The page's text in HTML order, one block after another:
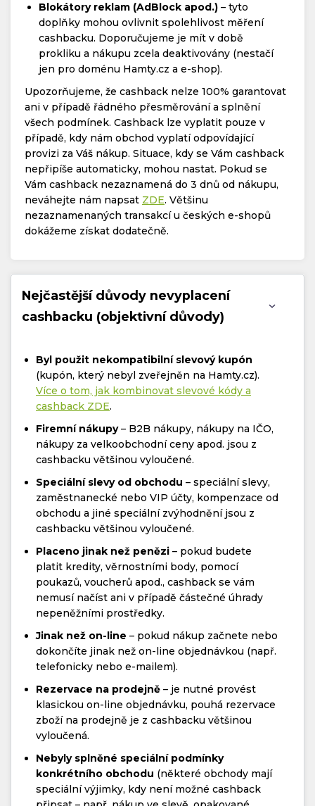
Blokátory reklam (AdBlock apod.) – tyto
doplňky mohou ovlivnit spolehlivost měření
cashbacku. Doporučujeme je mít v době
prokliku a nákupu zcela deaktivovány (nestačí
jen pro doménu Hamty.cz a e-shop).
Upozorňujeme, že cashback nelze 100% garantovat
ani v případě řádného přesměrování a splnění
všech podmínek. Cashback lze vyplatit pouze v
případě, kdy nám obchod vyplatí odpovídající
provizi za Váš nákup. Situace, kdy se Vám cashback
nepřipíše automaticky, mohou nastat. Pokud se
Vám cashback nezaznamená do 3 dnů od nákupu,
neváhejte nám napsat ZDE. Většinu
nezaznamenaných transakcí u českých e-shopů
dokážeme získat dodatečně.
Nejčastější důvody nevyplacení
cashbacku (objektivní důvody)
Byl použit nekompatibilní slevový kupón
(kupón, který nebyl zveřejněn na Hamty.cz).
Více o tom, jak kombinovat slevové kódy a
cashback ZDE.
Firemní nákupy– B2B nákupy, nákupy na IČO,
nákupy za velkoobchodní ceny apod. jsou z
cashbacku většinou vyloučené.
Speciální slevy od obchodu – speciální slevy,
zaměstnanecké nebo VIP účty, kompenzace od
obchodu a jiné speciální zvýhodnění jsou z
cashbacku většinou vyloučené.
Placeno jinak než penězi – pokud budete
platit kredity, věrnostními body, pomocí
poukazů, voucherů apod., cashback se vám
nemusí načíst ani v případě částečné úhrady
nepeněžními prostředky.
Jinak než on-line – pokud nákup začnete nebo
dokončíte jinak než on-line objednávkou (např.
telefonicky nebo e-mailem).
Rezervace na prodejně – je nutné provést
klasickou on-line objednávku, pouhá rezervace
zboží na prodejně je z cashbacku většinou
vyloučená.
Nebyly splněné speciální podmínky
konkrétního obchodu (některé obchody mají
speciální výjimky, kdy není možné cashback